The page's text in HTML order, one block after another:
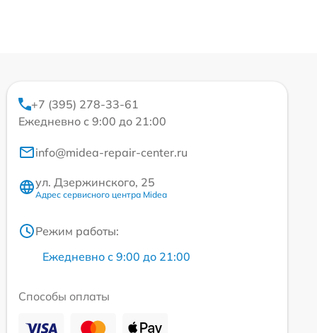
+7 (395) 278-33-61
Ежедневно с 9:00 до 21:00
info@midea-repair-center.ru
ул. Дзержинского, 25
Адрес сервисного центра Midea
Режим работы:
Ежедневно с 9:00 до 21:00
Способы оплаты